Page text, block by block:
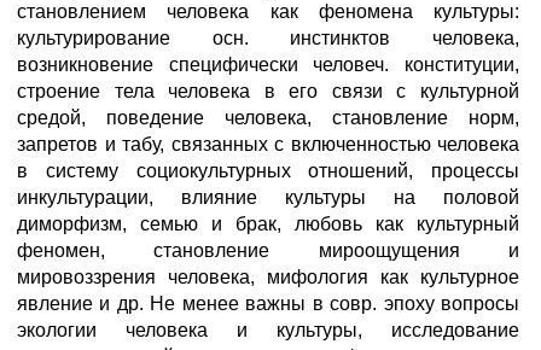
становлением человека как феномена культуры:
культурирование осн. инстинктов человека,
возникновение специфически человеч. конституции,
строение тела человека в его связи с культурной
средой, поведение человека, становление норм,
запретов и табу, связанных с включенностью человека
в систему социокультурных отношений, процессы
инкультурации, влияние культуры на половой
диморфизм, семью и брак, любовь как культурный
феномен, становление мироощущения и
мировоззрения человека, мифология как культурное
явление и др. Не менее важны в совр. эпоху вопросы
экологии человека и культуры, исследование